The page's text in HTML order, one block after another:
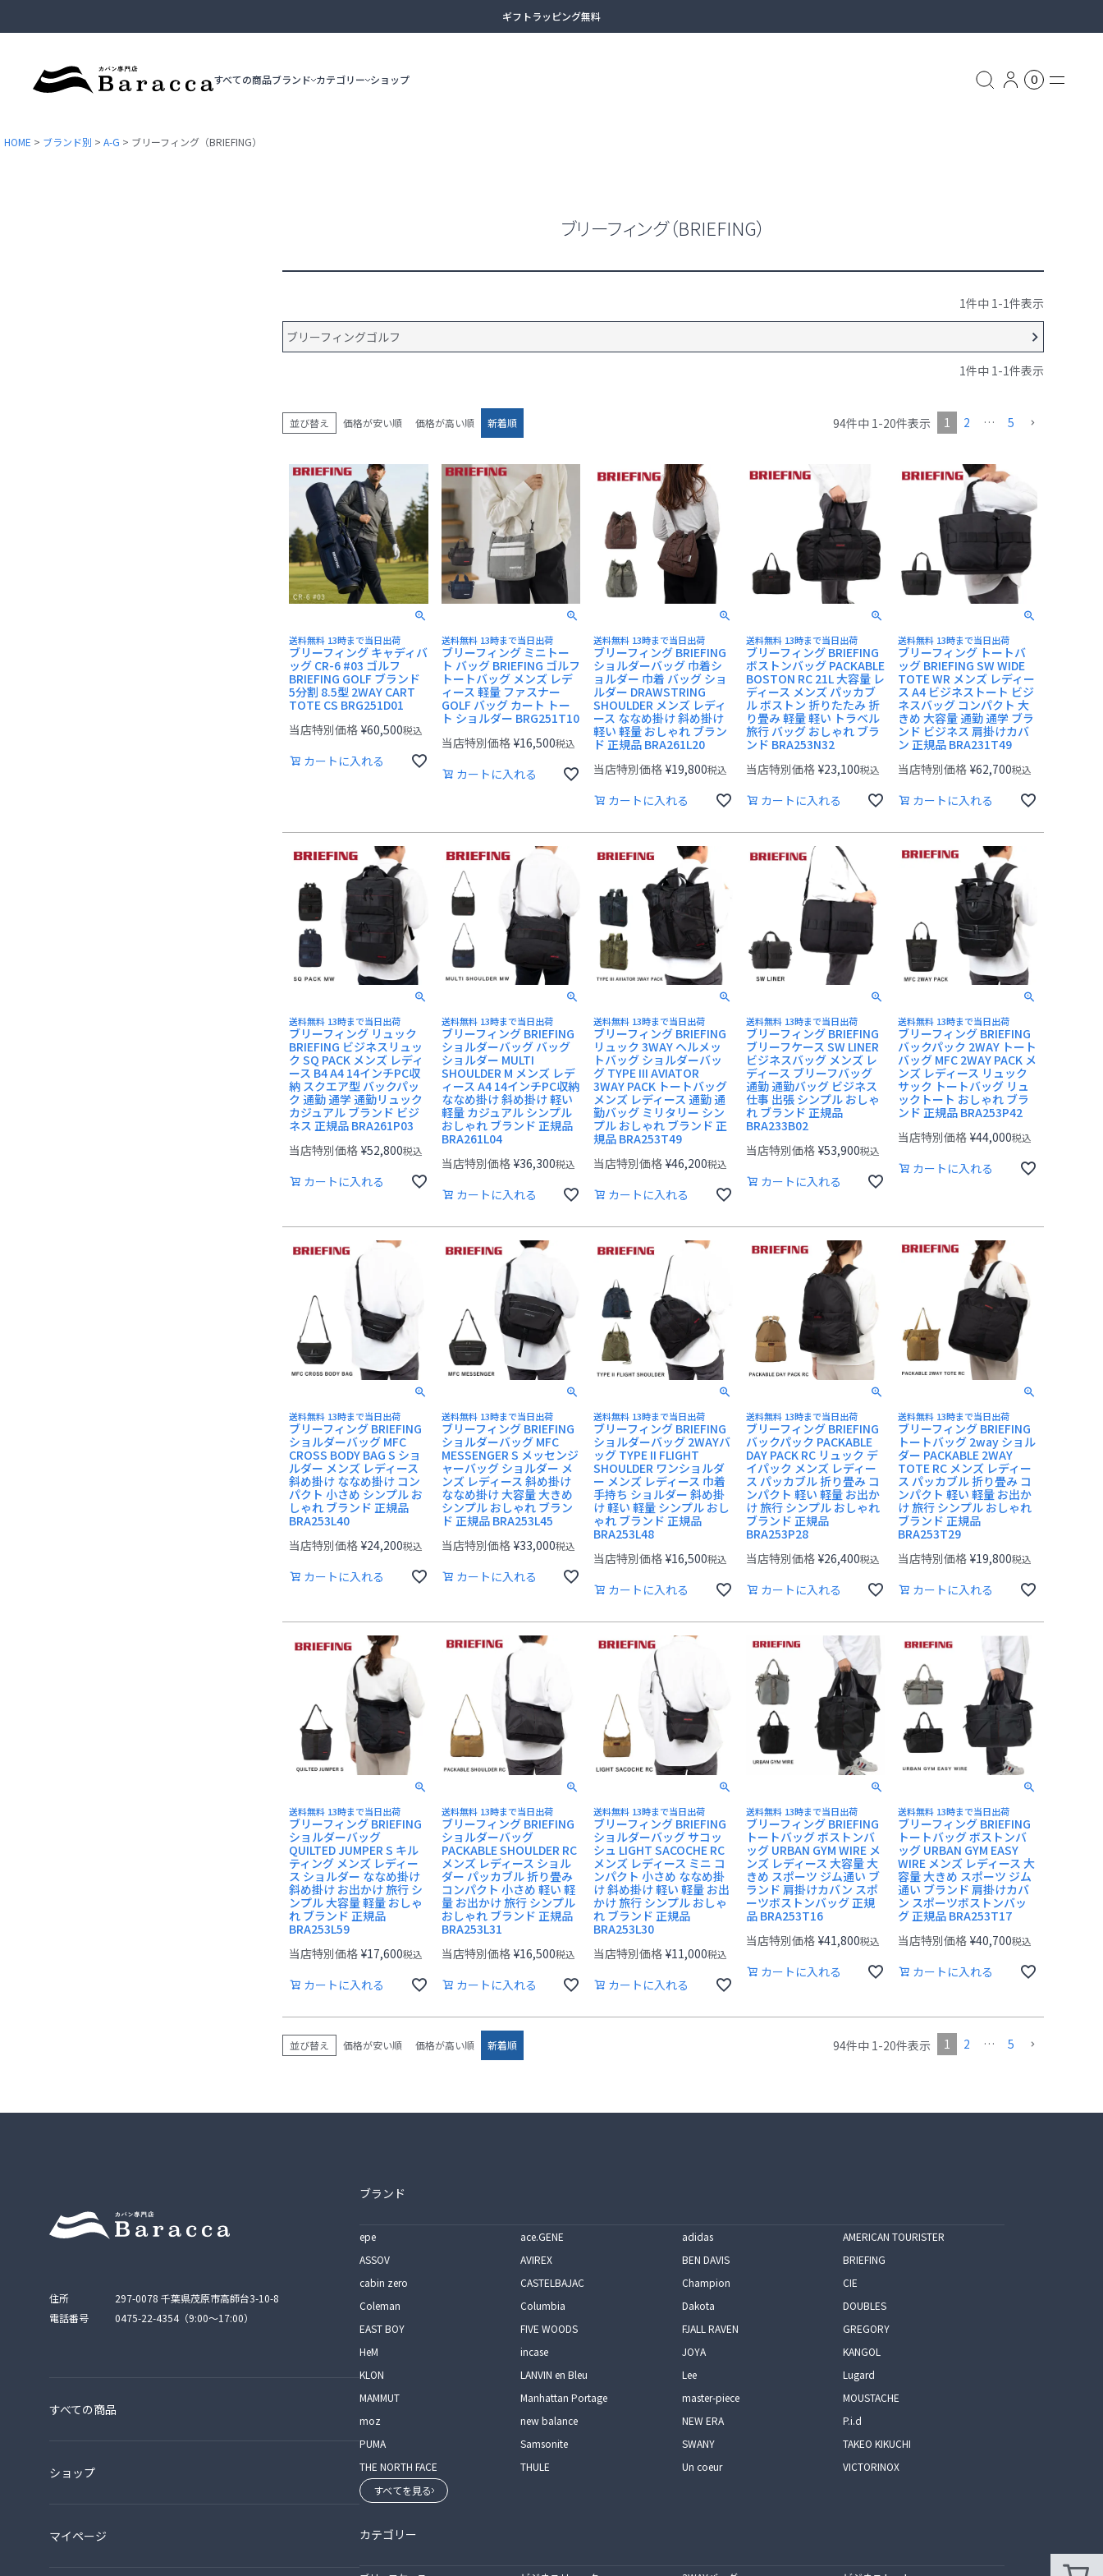
ギフトラッピング無料
すべての商品ブランド
AMERICAN TOURISTER
カテゴリー
ブリーフケース
カジュアルリュック
ボストンバッグ スーツケース
二つ折り財布
名刺入れ キーケース
ショップ 0
HOME ブランド別 A-G ブリーフィング（BRIEFING）
ブリーフィング（BRIEFING）
1件中 1-1件表示
ブリーフィングゴルフ
1件中 1-1件表示
並び替え 価格が安い順 価格が高い順 新着順 94件中 1-20件表示 1 2 … 5
送料無料 13時まで当日出荷
ブリーフィング キャディバ
ッグ CR-6 #03 ゴルフ
BRIEFING GOLF ブランド
5分割 8.5型 2WAY CART
TOTE CS BRG251D01
当店特別価格 ¥60,500税込
カートに入れる
送料無料 13時まで当日出荷
ブリーフィング ミニトー
ト バッグ BRIEFING ゴルフ
トートバッグ メンズ レデ
ィース 軽量 ファスナー
GOLF バッグ カート トー
ト ショルダー BRG251T10
当店特別価格 ¥16,500税込
カートに入れる
送料無料 13時まで当日出荷
ブリーフィング BRIEFING
ショルダーバッグ 巾着シ
ョルダー 巾着 バッグ ショ
ルダー DRAWSTRING
SHOULDER メンズ レディ
ース ななめ掛け 斜め掛け
軽い 軽量 おしゃれ ブラン
ド 正規品 BRA261L20
当店特別価格 ¥19,800税込
カートに入れる
送料無料 13時まで当日出荷
ブリーフィング BRIEFING
ボストンバッグ PACKABLE
BOSTON RC 21L 大容量 レ
ディース メンズ パッカブ
ル ボストン 折りたたみ 折
り畳み 軽量 軽い トラベル
旅行 バッグ おしゃれ ブラ
ンド BRA253N32
当店特別価格 ¥23,100税込
カートに入れる
送料無料 13時まで当日出荷
ブリーフィング トートバ
ッグ BRIEFING SW WIDE
TOTE WR メンズ レディー
ス A4 ビジネストート ビジ
ネスバッグ コンパクト 大
きめ 大容量 通勤 通学 ブラ
ンド ビジネス 肩掛けカバ
ン 正規品 BRA231T49
当店特別価格 ¥62,700税込
カートに入れる
送料無料 13時まで当日出荷
ブリーフィング リュック
BRIEFING ビジネスリュッ
ク SQ PACK メンズ レディ
ース B4 A4 14インチPC収
納 スクエア型 バックパッ
ク 通勤 通学 通勤リュック
カジュアル ブランド ビジ
ネス 正規品 BRA261P03
当店特別価格 ¥52,800税込
カートに入れる
送料無料 13時まで当日出荷
ブリーフィング BRIEFING
ショルダーバッグ バッグ
ショルダー MULTI
SHOULDER M メンズ レデ
ィース A4 14インチPC収納
ななめ掛け 斜め掛け 軽い
軽量 カジュアル シンプル
おしゃれ ブランド 正規品
BRA261L04
当店特別価格 ¥36,300税込
カートに入れる
送料無料 13時まで当日出荷
ブリーフィング BRIEFING
リュック 3WAY ヘルメッ
トバッグ ショルダーバッ
グ TYPE III AVIATOR
3WAY PACK トートバッグ
メンズ レディース 通勤 通
勤バッグ ミリタリー シン
プル おしゃれ ブランド 正
規品 BRA253T49
当店特別価格 ¥46,200税込
カートに入れる
送料無料 13時まで当日出荷
ブリーフィング BRIEFING
ブリーフケース SW LINER
ビジネスバッグ メンズ レ
ディース ブリーフバッグ
通勤 通勤バッグ ビジネス
仕事 出張 シンプル おしゃ
れ ブランド 正規品
BRA233B02
当店特別価格 ¥53,900税込
カートに入れる
送料無料 13時まで当日出荷
ブリーフィング BRIEFING
バックパック 2WAY トート
バッグ MFC 2WAY PACK メ
ンズ レディース リュック
サック トートバッグ リュ
ックトート おしゃれ ブラ
ンド 正規品 BRA253P42
当店特別価格 ¥44,000税込
カートに入れる
送料無料 13時まで当日出荷
ブリーフィング BRIEFING
ショルダーバッグ MFC
CROSS BODY BAG S ショ
ルダー メンズ レディース
斜め掛け ななめ掛け コン
パクト 小さめ シンプル お
しゃれ ブランド 正規品
BRA253L40
当店特別価格 ¥24,200税込
カートに入れる
送料無料 13時まで当日出荷
ブリーフィング BRIEFING
ショルダーバッグ MFC
MESSENGER S メッセンジ
ャーバッグ ショルダー メ
ンズ レディース 斜め掛け
ななめ掛け 大容量 大きめ
シンプル おしゃれ ブラン
ド 正規品 BRA253L45
当店特別価格 ¥33,000税込
カートに入れる
送料無料 13時まで当日出荷
ブリーフィング BRIEFING
ショルダーバッグ 2WAYバ
ッグ TYPE II FLIGHT
SHOULDER ワンショルダ
ー メンズ レディース 巾着
手持ち ショルダー 斜め掛
け 軽い 軽量 シンプル おし
ゃれ ブランド 正規品
BRA253L48
当店特別価格 ¥16,500税込
カートに入れる
送料無料 13時まで当日出荷
ブリーフィング BRIEFING
バックパック PACKABLE
DAY PACK RC リュック デ
イパック メンズ レディー
ス パッカブル 折り畳み コ
ンパクト 軽い 軽量 お出か
け 旅行 シンプル おしゃれ
ブランド 正規品
BRA253P28
当店特別価格 ¥26,400税込
カートに入れる
送料無料 13時まで当日出荷
ブリーフィング BRIEFING
トートバッグ 2way ショル
ダー PACKABLE 2WAY
TOTE RC メンズ レディー
ス パッカブル 折り畳み コ
ンパクト 軽い 軽量 お出か
け 旅行 シンプル おしゃれ
ブランド 正規品
BRA253T29
当店特別価格 ¥19,800税込
カートに入れる
送料無料 13時まで当日出荷
ブリーフィング BRIEFING
ショルダーバッグ
QUILTED JUMPER S キル
ティング メンズ レディー
ス ショルダー ななめ掛け
斜め掛け お出かけ 旅行 シ
ンプル 大容量 軽量 おしゃ
れ ブランド 正規品
BRA253L59
当店特別価格 ¥17,600税込
カートに入れる
送料無料 13時まで当日出荷
ブリーフィング BRIEFING
ショルダーバッグ
PACKABLE SHOULDER RC
メンズ レディース ショル
ダー パッカブル 折り畳み
コンパクト 小さめ 軽い 軽
量 お出かけ 旅行 シンプル
おしゃれ ブランド 正規品
BRA253L31
当店特別価格 ¥16,500税込
カートに入れる
送料無料 13時まで当日出荷
ブリーフィング BRIEFING
ショルダーバッグ サコッ
シュ LIGHT SACOCHE RC
メンズ レディース ミニ コ
ンパクト 小さめ ななめ掛
け 斜め掛け 軽い 軽量 お出
かけ 旅行 シンプル おしゃ
れ ブランド 正規品
BRA253L30
当店特別価格 ¥11,000税込
カートに入れる
送料無料 13時まで当日出荷
ブリーフィング BRIEFING
トートバッグ ボストンバ
ッグ URBAN GYM WIRE メ
ンズ レディース 大容量 大
きめ スポーツ ジム通い ブ
ランド 肩掛けカバン スポ
ーツボストンバッグ 正規
品 BRA253T16
当店特別価格 ¥41,800税込
カートに入れる
送料無料 13時まで当日出荷
ブリーフィング BRIEFING
トートバッグ ボストンバ
ッグ URBAN GYM EASY
WIRE メンズ レディース 大
容量 大きめ スポーツ ジム
通い ブランド 肩掛けカバ
ン スポーツボストンバッ
グ 正規品 BRA253T17
当店特別価格 ¥40,700税込
カートに入れる
並び替え 価格が安い順 価格が高い順 新着順 94件中 1 -20件表示 1 2 … 5
住所
297-0078 千葉県茂原市高師台3-10-8
電話番号
0475-22-4354（9:00〜17:00）
すべての商品
ショップ
マイページ
ブランド
epe ace.GENE adidas
AMERICAN TOURISTER
ASSOV
AVIREX BEN DAVIS
BRIEFING
cabin zero
CASTELBAJAC Champion
CIE
Coleman
Columbia Dakota
DOUBLES
EAST BOY
FIVE WOODS FJALL RAVEN
GREGORY
HeM
incase JOYA
KANGOL
KLON
LANVIN en Bleu Lee
Lugard
MAMMUT
Manhattan Portage master-piece
MOUSTACHE
moz
new balance NEW ERA
P.i.d
PUMA
Samsonite SWANY
TAKEO KIKUCHI
THE NORTH FACE
THULE Un coeur
VICTORINOX
すべてを見る
カテゴリー